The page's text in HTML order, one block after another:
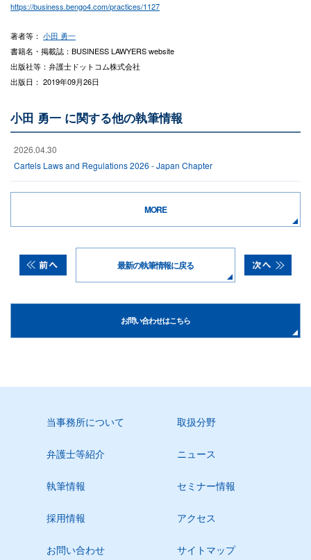
https://business.bengo4.com/practices/1127
著者等： 小田 勇一
書籍名・掲載誌：BUSINESS LAWYERS website
出版社等：弁護士ドットコム株式会社
出版日： 2019年09月26日
小田 勇一 に関する他の執筆情報
2026.04.30
Cartels Laws and Regulations 2026 - Japan Chapter
MORE
最新の執筆情報に戻る
お問い合わせはこちら
当事務所について 取扱分野
弁護士等紹介 ニュース
執筆情報 セミナー情報
採用情報 アクセス
お問い合わせ サイトマップ